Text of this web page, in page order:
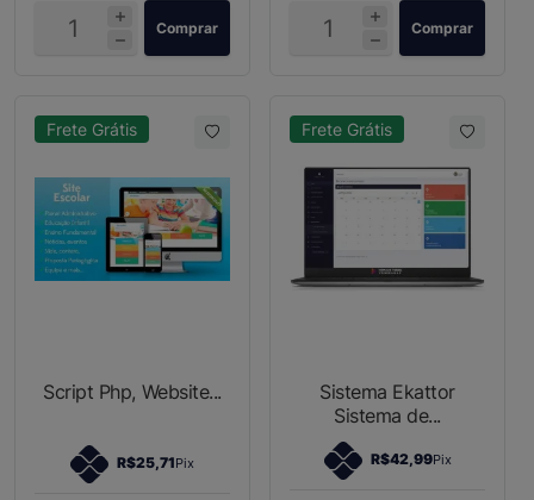
Comprar Comprar
Frete Grátis
Script Php, Website...
R$25,71Pix
Frete Grátis
Sistema Ekattor
Sistema de...
R$42,99Pix